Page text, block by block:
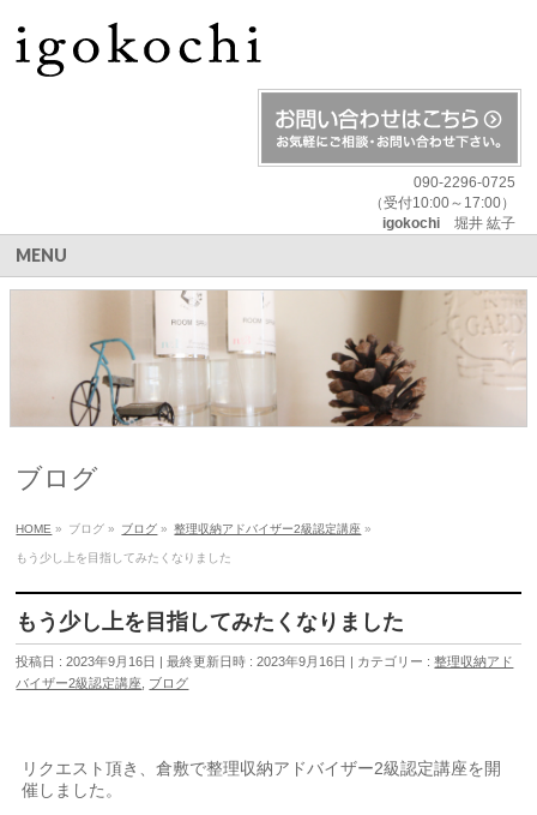
090-2296-0725
（受付10:00～17:00）
igokochi堀井 紘子
MENU
ブログ
HOME » ブログ » ブログ » 整理収納アドバイザー2級認定講座 »
もう少し上を目指してみたくなりました
もう少し上を目指してみたくなりました
投稿日 : 2023年9月16日 最終更新日時 : 2023年9月16日 カテゴリー :整理収納アド
バイザー2級認定講座
ブログ
リクエスト頂き、倉敷で整理収納アドバイザー2級認定講座を開
催しました。